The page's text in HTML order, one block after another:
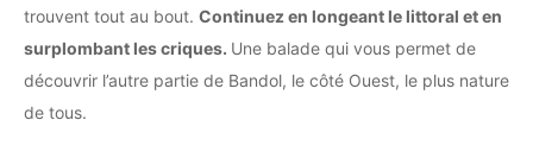
trouvent tout au bout. Continuez en longeant le littoral et en
surplombant les criques. Une balade qui vous permet de
découvrir l’autre partie de Bandol, le côté Ouest, le plus nature
de tous.